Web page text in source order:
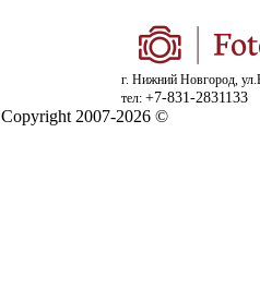
г. Нижний Новгород,
тел: +7-831-2831133
Copyright 2007-2026 ©